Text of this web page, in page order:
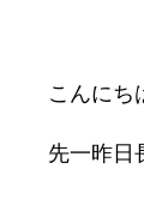
こんにち
先一昨日